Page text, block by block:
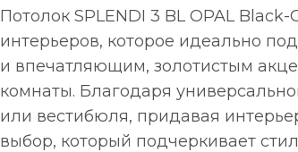
Потолок SPLENDI 3 BL OPAL
интерьеров, которое идеально
и впечатляющим, золотистым
комнаты. Благодаря
или вестибюля, придавая
выбор, который подчеркивает